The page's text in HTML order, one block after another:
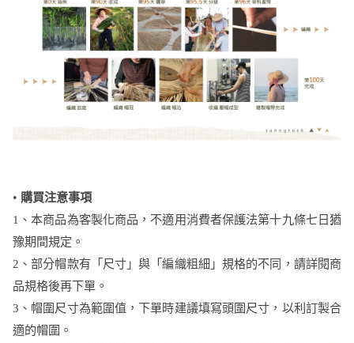
• 購買注意事項
1、本商品為客製化商品，不適用消費者保護法第十九條七日猶
豫期間規定。
2、部分帽款有「尺寸」與「編織粗細」規格的不同，請詳閱商
品規格後再下單。
3、帽圍尺寸為範圍值，下單時建議填寫頭圍尺寸，以利訂製合
適的帽圍。